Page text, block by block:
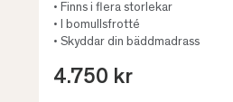
• Finns i flera storlekar
• I bomullsfrotté
• Skyddar din bäddmadrass
4.750 kr